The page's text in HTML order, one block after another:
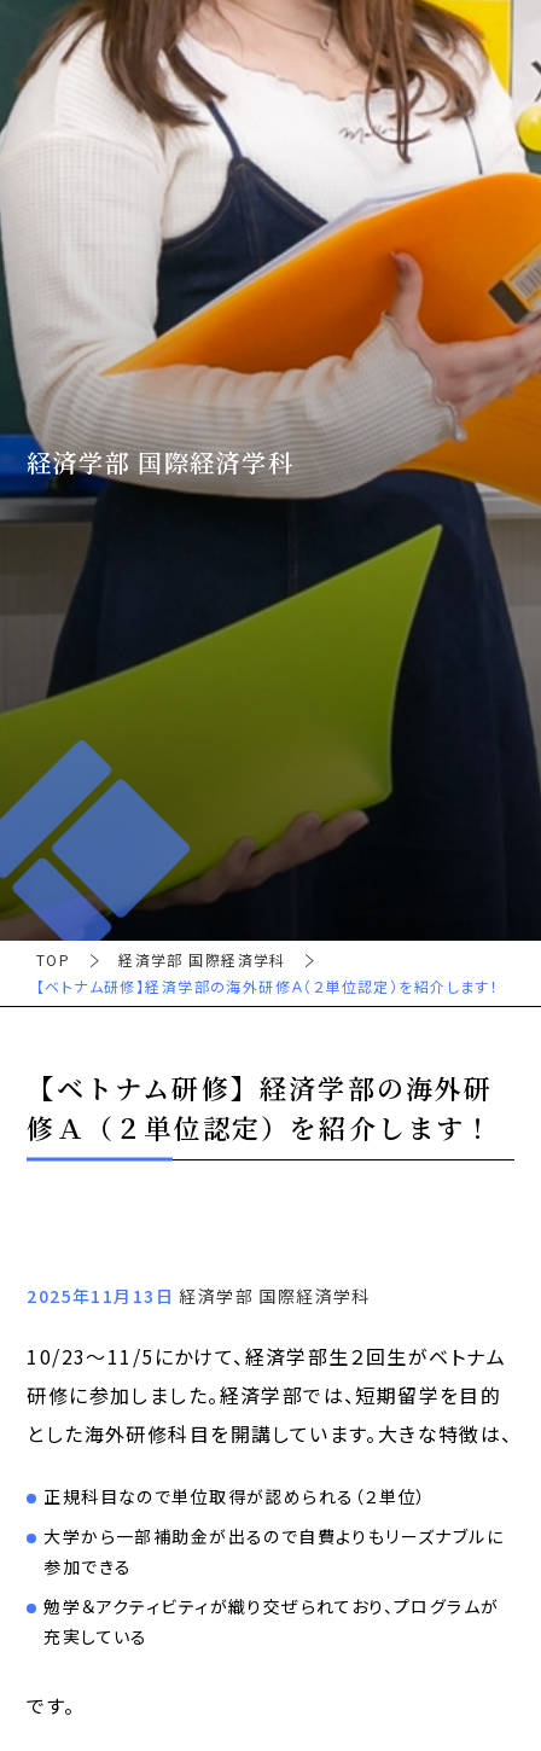
経済学部 国際経済学科
TOP
経済学部 国際経済学科
【ベトナム研修】経済学部の海外研修Ａ（２単位認定）を紹介します！
【ベトナム研修】経済学部の海外研
修Ａ（２単位認定）を紹介します！
2025年11月13日経済学部 国際経済学科
10/23～11/5にかけて、経済学部生２回生がベトナム
研修に参加しました。経済学部では、短期留学を目的
とした海外研修科目を開講しています。大きな特徴は、
正規科目なので単位取得が認められる（２単位）
大学から一部補助金が出るので自費よりもリーズナブルに
参加できる
勉学＆アクティビティが織り交ぜられており、プログラムが
充実している
です。